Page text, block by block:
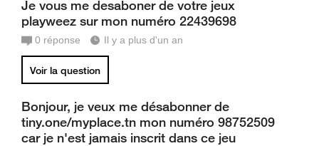
Je vous me desaboner de votre jeux
playweez sur mon numéro 22439698
0 réponse Il y a plus d'un an
Voir la question
Bonjour, je veux me désabonner de
tiny.one/myplace.tn mon numéro 98752509
car je n'est jamais inscrit dans ce jeu